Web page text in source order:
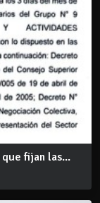
fijan las...